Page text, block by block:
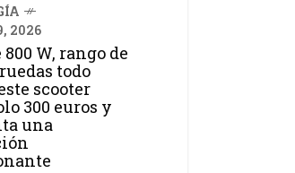
2026
W, rango de
todo
scooter
300 euros y
una